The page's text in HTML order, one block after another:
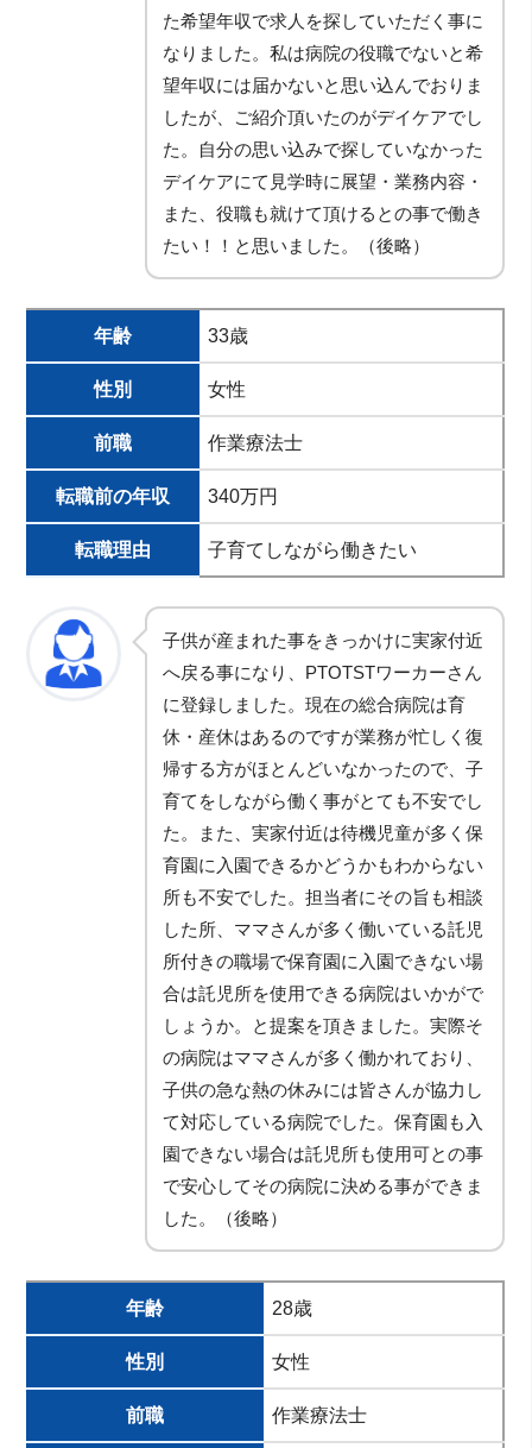
た希望年収で求人を探していただく事に
なりました。私は病院の役職でないと希
望年収には届かないと思い込んでおりま
したが、ご紹介頂いたのがデイケアでし
た。自分の思い込みで探していなかった
デイケアにて見学時に展望・業務内容・
また、役職も就けて頂けるとの事で働き
たい！！と思いました。（後略）
年齢 33歳
性別 女性
前職 作業療法士
転職前の年収 340万円
転職理由 子育てしながら働きたい
子供が産まれた事をきっかけに実家付近
へ戻る事になり、PTOTSTワーカーさん
に登録しました。現在の総合病院は育
休・産休はあるのですが業務が忙しく復
帰する方がほとんどいなかったので、子
育てをしながら働く事がとても不安でし
た。また、実家付近は待機児童が多く保
育園に入園できるかどうかもわからない
所も不安でした。担当者にその旨も相談
した所、ママさんが多く働いている託児
所付きの職場で保育園に入園できない場
合は託児所を使用できる病院はいかがで
しょうか。と提案を頂きました。実際そ
の病院はママさんが多く働かれており、
子供の急な熱の休みには皆さんが協力し
て対応している病院でした。保育園も入
園できない場合は託児所も使用可との事
で安心してその病院に決める事ができま
した。（後略）
年齢 28歳
性別 女性
前職 作業療法士